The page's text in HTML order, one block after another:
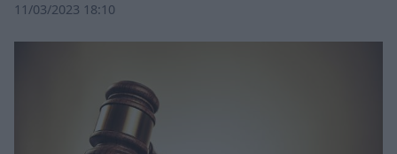
11/03/2023 18:10